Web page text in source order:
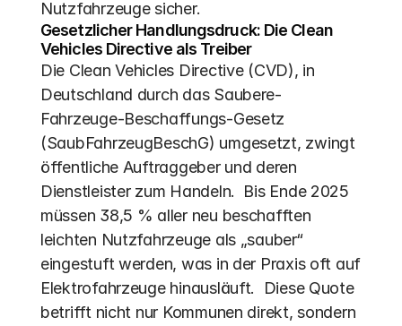
Nutzfahrzeuge sicher.
Gesetzlicher Handlungsdruck: Die Clean
Vehicles Directive als Treiber
Die Clean Vehicles Directive (CVD), in
Deutschland durch das Saubere-
Fahrzeuge-Beschaffungs-Gesetz
(SaubFahrzeugBeschG) umgesetzt, zwingt
öffentliche Auftraggeber und deren
Dienstleister zum Handeln.  Bis Ende 2025
müssen 38,5 % aller neu beschafften
leichten Nutzfahrzeuge als „sauber“
eingestuft werden, was in der Praxis oft auf
Elektrofahrzeuge hinausläuft.  Diese Quote
betrifft nicht nur Kommunen direkt, sondern